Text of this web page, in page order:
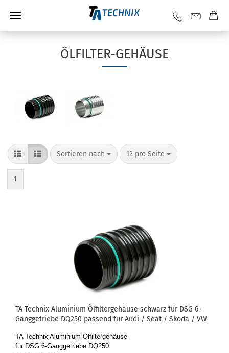
ÖLFILTER-GEHÄUSE
Sortieren nach 12 pro Seite
1
TA Tech­nix Alu­mi­ni­um Öl­fil­ter­ge­häu­se schwarz für DSG 6-​
Gang­ge­trie­be DQ250 pas­send für Audi / Seat / Skoda / VW
TA Tech­nix Alu­mi­ni­um Öl­fil­ter­ge­häu­se
für DSG 6-​Ganggetriebe DQ250